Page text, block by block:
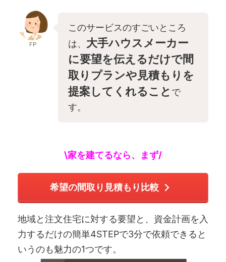
FP
このサービスのすごいところ
は、 大手ハウスメーカー
に要望を伝えるだけで間
取りプランや見積もりを
提案してくれること で
す。
\家を建てるなら、まず/
希望の間取り見積もり比較
地域と注文住宅に対する要望と、資金計画を入
力するだけの簡単4STEPで3分で依頼できると
いうのも魅力の1つです。